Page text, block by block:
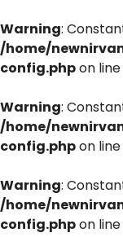
Warning:
/home/
config.phpon line
Warning:
/home/
config.phpon line
Warning:
/home/
config.phpon line